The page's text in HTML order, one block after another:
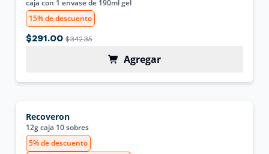
caja con 1 envase de 190ml gel
15% de descuento
$291.00 $342.35
Agregar
Recoveron
12g caja 10 sobres
5% de descuento